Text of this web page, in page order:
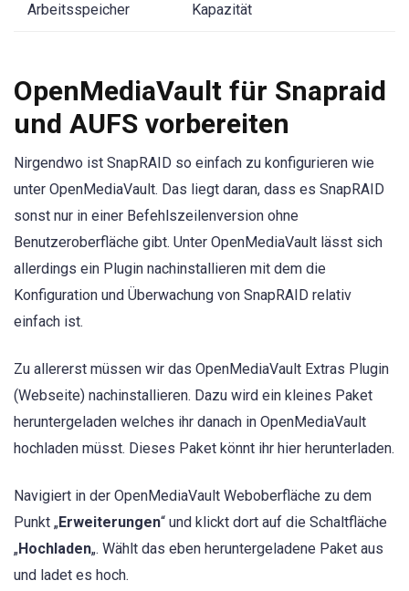
Arbeitsspeicher
Kapazität
OpenMediaVault für Snapraid
und AUFS vorbereiten
Nirgendwo ist SnapRAID so einfach zu konfigurieren wie
unter OpenMediaVault. Das liegt daran, dass es SnapRAID
sonst nur in einer Befehlszeilenversion ohne
Benutzeroberfläche gibt. Unter OpenMediaVault lässt sich
allerdings ein Plugin nachinstallieren mit dem die
Konfiguration und Überwachung von SnapRAID relativ
einfach ist.
Zu allererst müssen wir das OpenMediaVault Extras Plugin
(Webseite) nachinstallieren. Dazu wird ein kleines Paket
heruntergeladen welches ihr danach in OpenMediaVault
hochladen müsst. Dieses Paket könnt ihr hier herunterladen.
Navigiert in der OpenMediaVault Weboberfläche zu dem
Punkt „Erweiterungen“ und klickt dort auf die Schaltfläche
„Hochladen„. Wählt das eben heruntergeladene Paket aus
und ladet es hoch.